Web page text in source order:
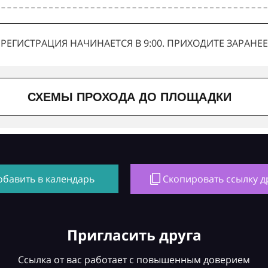
РЕГИСТРАЦИЯ НАЧИНАЕТСЯ В 9:00. ПРИХОДИТЕ ЗАРАНЕЕ
СХЕМЫ ПРОХОДА ДО ПЛОЩАДКИ
в календарь Скопировать ссылку
Пригласить друга
Ссылка от вас работает с повышенным доверием